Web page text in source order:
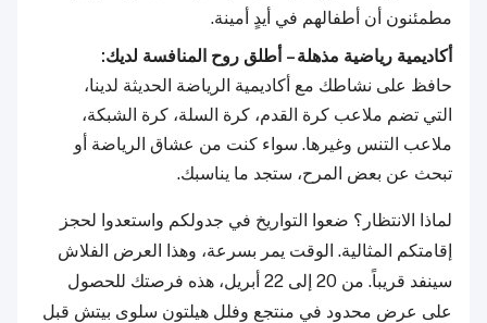
مطمئنون أن أطفالهم في أيدٍ أمينة.
أكاديمية رياضية مذهلة – أطلق روح المنافسة لديك:
حافظ على نشاطك مع أكاديمية الرياضة الحديثة لدينا،
التي تضم ملاعب كرة القدم، كرة السلة، كرة الشبكة،
ملاعب التنس وغيرها. سواء كنت من عشاق الرياضة أو
تبحث عن بعض المرح، ستجد ما يناسبك.
لماذا الانتظار؟ ضعوا التواريخ في جدولكم واستعدوا لحجز
إقامتكم المثالية. الوقت يمر بسرعة، وهذا العرض الفلاش
سينفد قريباً. من 20 إلى 22 أبريل، هذه فرصتك للحصول
على عرض محدود في منتجع وفلل هيلتون سلوى بيتش قبل